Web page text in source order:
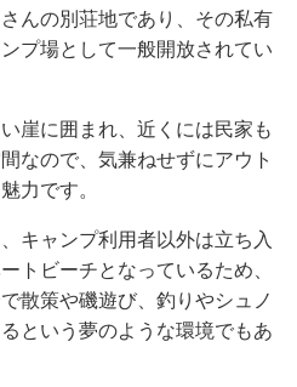
んの別荘地であり、その私有
プ場として一般開放されてい
崖に囲まれ、近くには民家も
なので、気兼ねせずにアウト
力です。
キャンプ利用者以外は立ち入
トビーチとなっているため、
散策や磯遊び、釣りやシュノ
という夢のような環境でもあ